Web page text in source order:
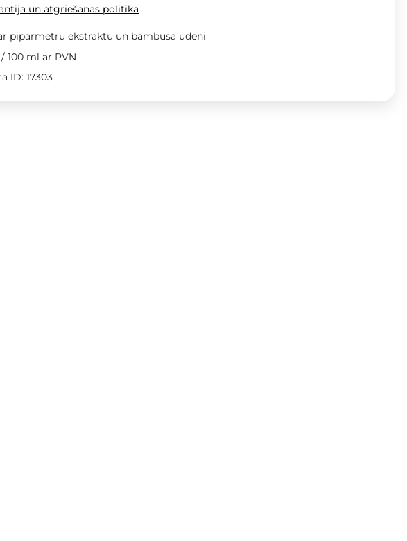
un atgriešanas politika
piparmētru ekstraktu un bambusa ūdeni
/ 100 ml ar PVN
ID: 17303